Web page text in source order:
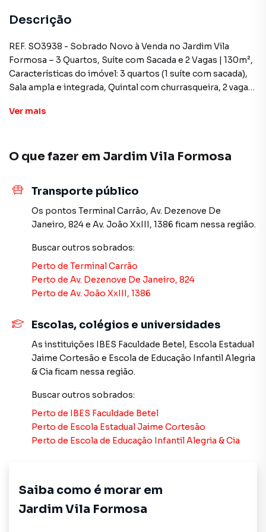
Descrição
REF. SO3938 - Sobrado Novo à Venda no Jardim Vila
Formosa – 3 Quartos, Suíte com Sacada e 2 Vagas | 130m²,
Características do imóvel: 3 quartos (1 suíte com sacada),
Sala ampla e integrada, Quintal com churrasqueira, 2 vagas
pronto para morar
conforto e localização privilegiada na Zona Leste de São
para morar, com acabamento de qualidade e projeto
inteligente que valoriza cada ambiente.
O imóvel conta com 130m² de área construída, distribuídos
espaçosa e integrada, ideal para reunir a família e receber
amigos com total conforto. São 3 dormitórios, sendo 1
suíte com sacada, perfeita para momentos de descanso e
privacidade.
O grande diferencial é o quintal nos fundos com
churrasqueira, um espaço cada vez mais raro em imóveis
novos, perfeito para quem gosta de receber em casa e
aproveitar momentos ao ar livre. O imóvel ainda oferece 2
vagas de garagem, atendendo com folga a necessidade da
A localização é estratégica: o Jardim Vila Formosa está
próximo a todo tipo de comércio, supermercados,
escolas, farmácias, padarias e com fácil acesso às
Valor: R$ 790.000,00
Condições: Aceita financiamento bancário, utilização de
Ver mais
O que fazer em Jardim Vila Formosa
Transporte público
Os pontos Terminal Carrão, Av. Dezenove De
Janeiro, 824e Av. João XxIII, 1386 ficam nessa região.
Buscar outros sobrados:
Perto de Terminal Carrão
Perto de Av. Dezenove De Janeiro, 824
Perto de Av. João XxIII, 1386
Escolas, colégios e universidades
As instituições IBES Faculdade Betel, Escola Estadual
Jaime Cortesão e Escola de Educação Infantil Alegria
& Cia ficam nessa região.
Buscar outros sobrados:
Perto de IBES Faculdade Betel
Perto de Escola Estadual Jaime Cortesão
Perto de Escola de Educação Infantil Alegria & Cia
Saiba como é morar em
Jardim Vila Formosa